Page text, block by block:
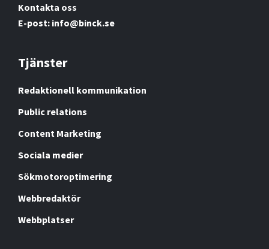
Kontakta oss
E-post: info@binck.se
Tjänster
Redaktionell kommunikation
Public relations
Content Marketing
Sociala medier
Sökmotoroptimering
Webbredaktör
Webbplatser